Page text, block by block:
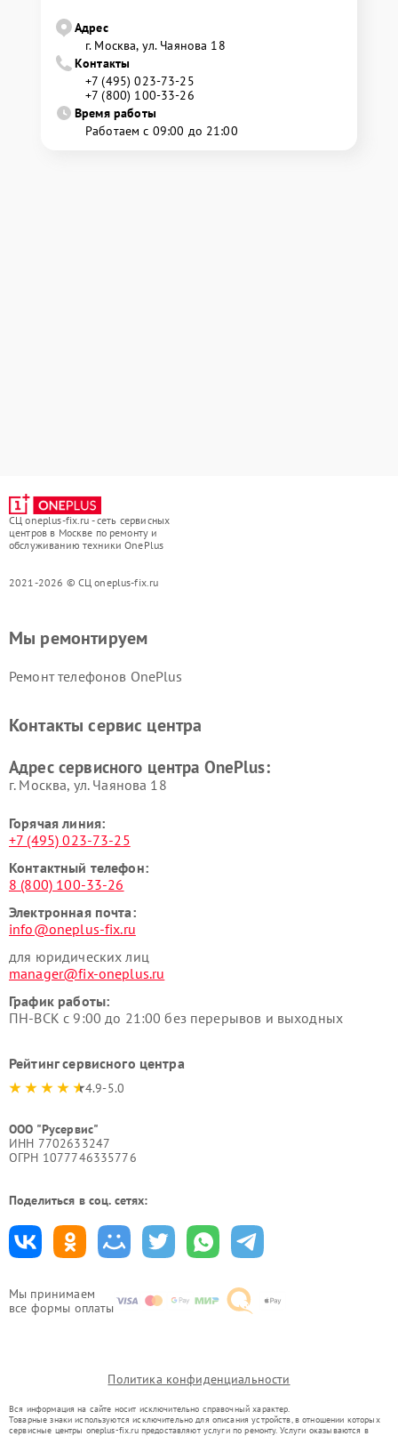
Адрес
г. Москва, ул. Чаянова 18
Контакты
+7 (495) 023-73-25
+7 (800) 100-33-26
Время работы
Работаем с 09:00 до 21:00
СЦ oneplus-fix.ru - сеть сервисных
центров в Москве по ремонту и
обслуживанию техники OnePlus
2021-2026 © СЦ oneplus-fix.ru
Мы принимаем
все формы оплаты
Мы ремонтируем
Ремонт телефонов OnePlus
Контакты сервис центра
Адрес сервисного центра OnePlus:
г. Москва, ул. Чаянова 18
Горячая линия:
+7 (495) 023-73-25
Контактный телефон:
8 (800) 100-33-26
Электронная почта:
info@oneplus-fix.ru
для юридических лиц
manager@fix-oneplus.ru
График работы:
ПН-ВСК с 9:00 до 21:00 без перерывов и выходных
Рейтинг сервисного центра
4.9-5.0
ООО "Русервис"
ИНН 7702633247
ОГРН 1077746335776
Поделиться в соц. сетях:
Политика конфиденциальности
Вся информация на сайте носит исключительно справочный характер.
Товарные знаки используются исключительно для описания устройств, в отношении которых
сервисные центры oneplus-fix.ru предоставляют услуги по ремонту. Услуги оказываются в